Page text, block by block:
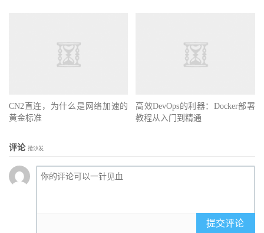
CN2直连，为什么是网络加速的
黄金标准
高效DevOps的利器：Docker部署
教程从入门到精通
评论 抢沙发
提交评论